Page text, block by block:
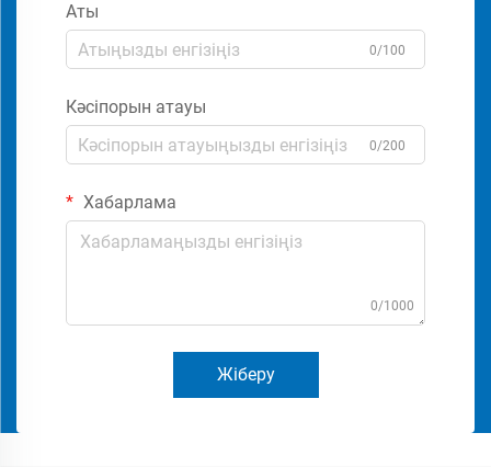
Аты
0/100
Кәсіпорын атауы
0/200
Хабарлама
0/1000
Жіберу